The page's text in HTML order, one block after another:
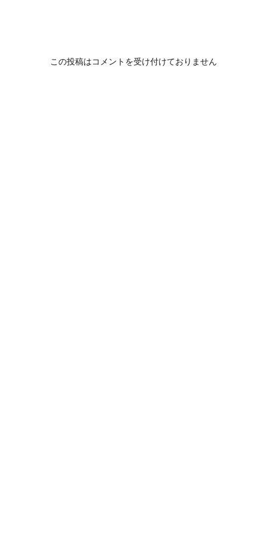
この投稿はコメントを受け付けておりません